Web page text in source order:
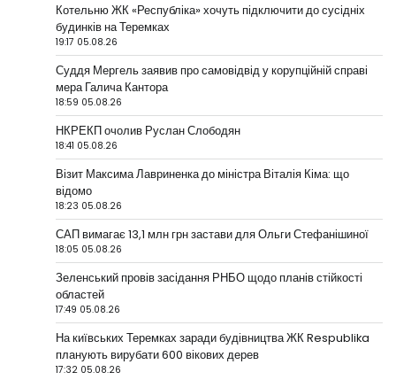
Котельню ЖК «Республіка» хочуть підключити до сусідніх
будинків на Теремках
19:17 05.08.26
Суддя Мергель заявив про самовідвід у корупційній справі
мера Галича Кантора
18:59 05.08.26
НКРЕКП очолив Руслан Слободян
18:41 05.08.26
Візит Максима Лавриненка до міністра Віталія Кіма: що
відомо
18:23 05.08.26
САП вимагає 13,1 млн грн застави для Ольги Стефанішиної
18:05 05.08.26
Зеленський провів засідання РНБО щодо планів стійкості
областей
17:49 05.08.26
На київських Теремках заради будівництва ЖК Respublika
планують вирубати 600 вікових дерев
17:32 05.08.26